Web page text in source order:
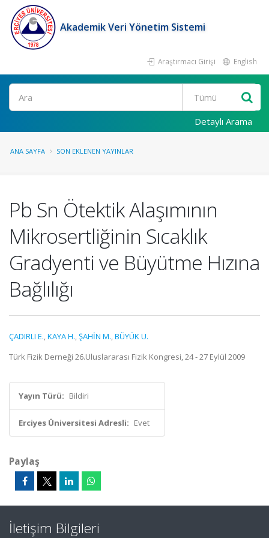
Akademik Veri Yönetim Sistemi
Araştırmacı Girişi English
Ara
Detaylı Arama
ANA SAYFA SON EKLENEN YAYINLAR
Pb Sn Ötektik Alaşımının
Mikrosertliğinin Sıcaklık
Gradyenti ve Büyütme Hızına
Bağlılığı
ÇADIRLI E.,KAYA H.,ŞAHİN M.,BÜYÜK U.
Türk Fizik Derneği 26.Uluslararası Fizik Kongresi, 24 - 27 Eylül 2009
Yayın Türü: Bildiri
Erciyes Üniversitesi Adresli: Evet
Paylaş
İletişim Bilgileri